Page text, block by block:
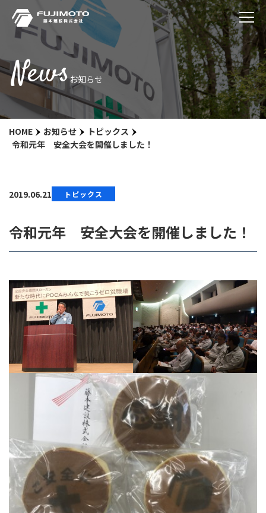
Newsお知らせ
HOME お知らせ
トピックス
令和元年 安全大会を開催しました！
2019.06.21 トピックス
令和元年 安全大会を開催しました！